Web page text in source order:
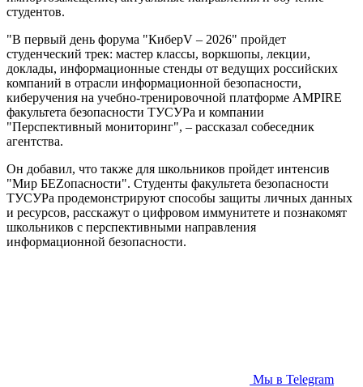
студентов.
"В первый день форума "КиберV – 2026" пройдет
студенческий трек: мастер классы, воркшопы, лекции,
доклады, информационные стенды от ведущих российских
компаний в отрасли информационной безопасности,
киберучения на учебно-тренировочной платформе AMPIRE
факультета безопасности ТУСУРа и компании
"Перспективный мониторинг", – рассказал собеседник
агентства.
Он добавил, что также для школьников пройдет интенсив
"Мир БЕZопасности". Студенты факультета безопасности
ТУСУРа продемонстрируют способы защиты личных данных
и ресурсов, расскажут о цифровом иммунитете и познакомят
школьников с перспективными направления
информационной безопасности.
Мы в Telegram